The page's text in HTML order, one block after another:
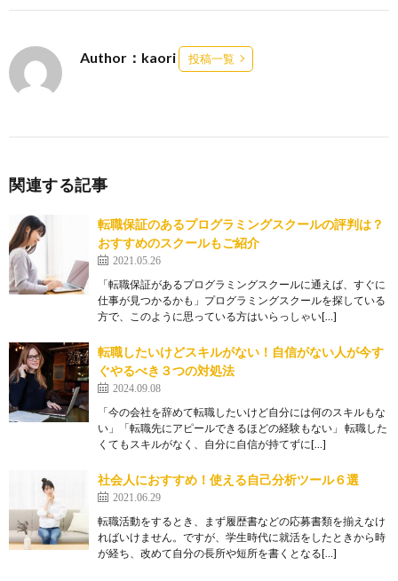
Author：kaori 投稿一覧
関連する記事
転職保証のあるプログラミングスクールの評判は？
おすすめのスクールもご紹介
2021.05.26
「転職保証があるプログラミングスクールに通えば、すぐに
仕事が見つかるかも」プログラミングスクールを探している
方で、このように思っている方はいらっしゃい[…]
転職したいけどスキルがない！自信がない人が今す
ぐやるべき３つの対処法
2024.09.08
「今の会社を辞めて転職したいけど自分には何のスキルもな
い」「転職先にアピールできるほどの経験もない」 転職した
くてもスキルがなく、自分に自信が持てずに[…]
社会人におすすめ！使える自己分析ツール６選
2021.06.29
転職活動をするとき、まず履歴書などの応募書類を揃えなけ
ればいけません。ですが、学生時代に就活をしたときから時
が経ち、改めて自分の長所や短所を書くとなる[…]